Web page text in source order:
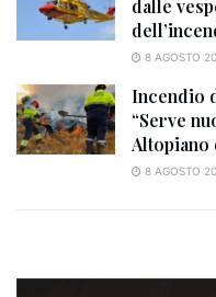
dalle
8 AGOSTO
Incendio
“Serve
Altopiano
8 AGOSTO